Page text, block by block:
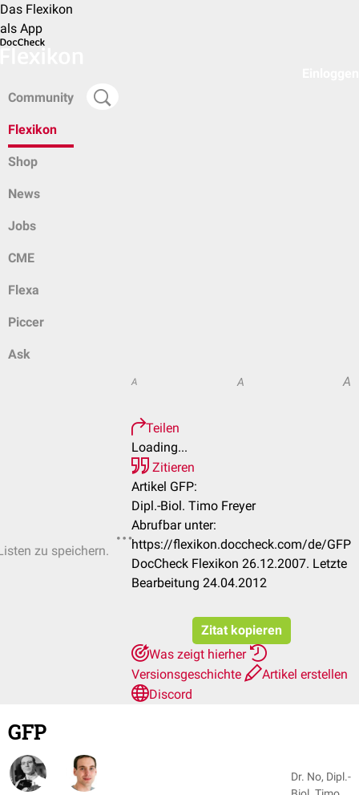
Das Flexikon
als App
Community
Flexikon
Shop
News
Jobs
CME
Flexa
Piccer
Ask
zu speichern.
A A A
Teilen
Loading...
Zitieren
Artikel GFP:
Dipl.-Biol. Timo Freyer
Abrufbar unter:
https://flexikon.doccheck.com/de/GFP
DocCheck Flexikon 26.12.2007. Letzte
Bearbeitung 24.04.2012
Zitat kopieren
Was zeigt hierher
Versionsgeschichte
Artikel erstellen
Discord
GFP
Dr. No, Dipl.-